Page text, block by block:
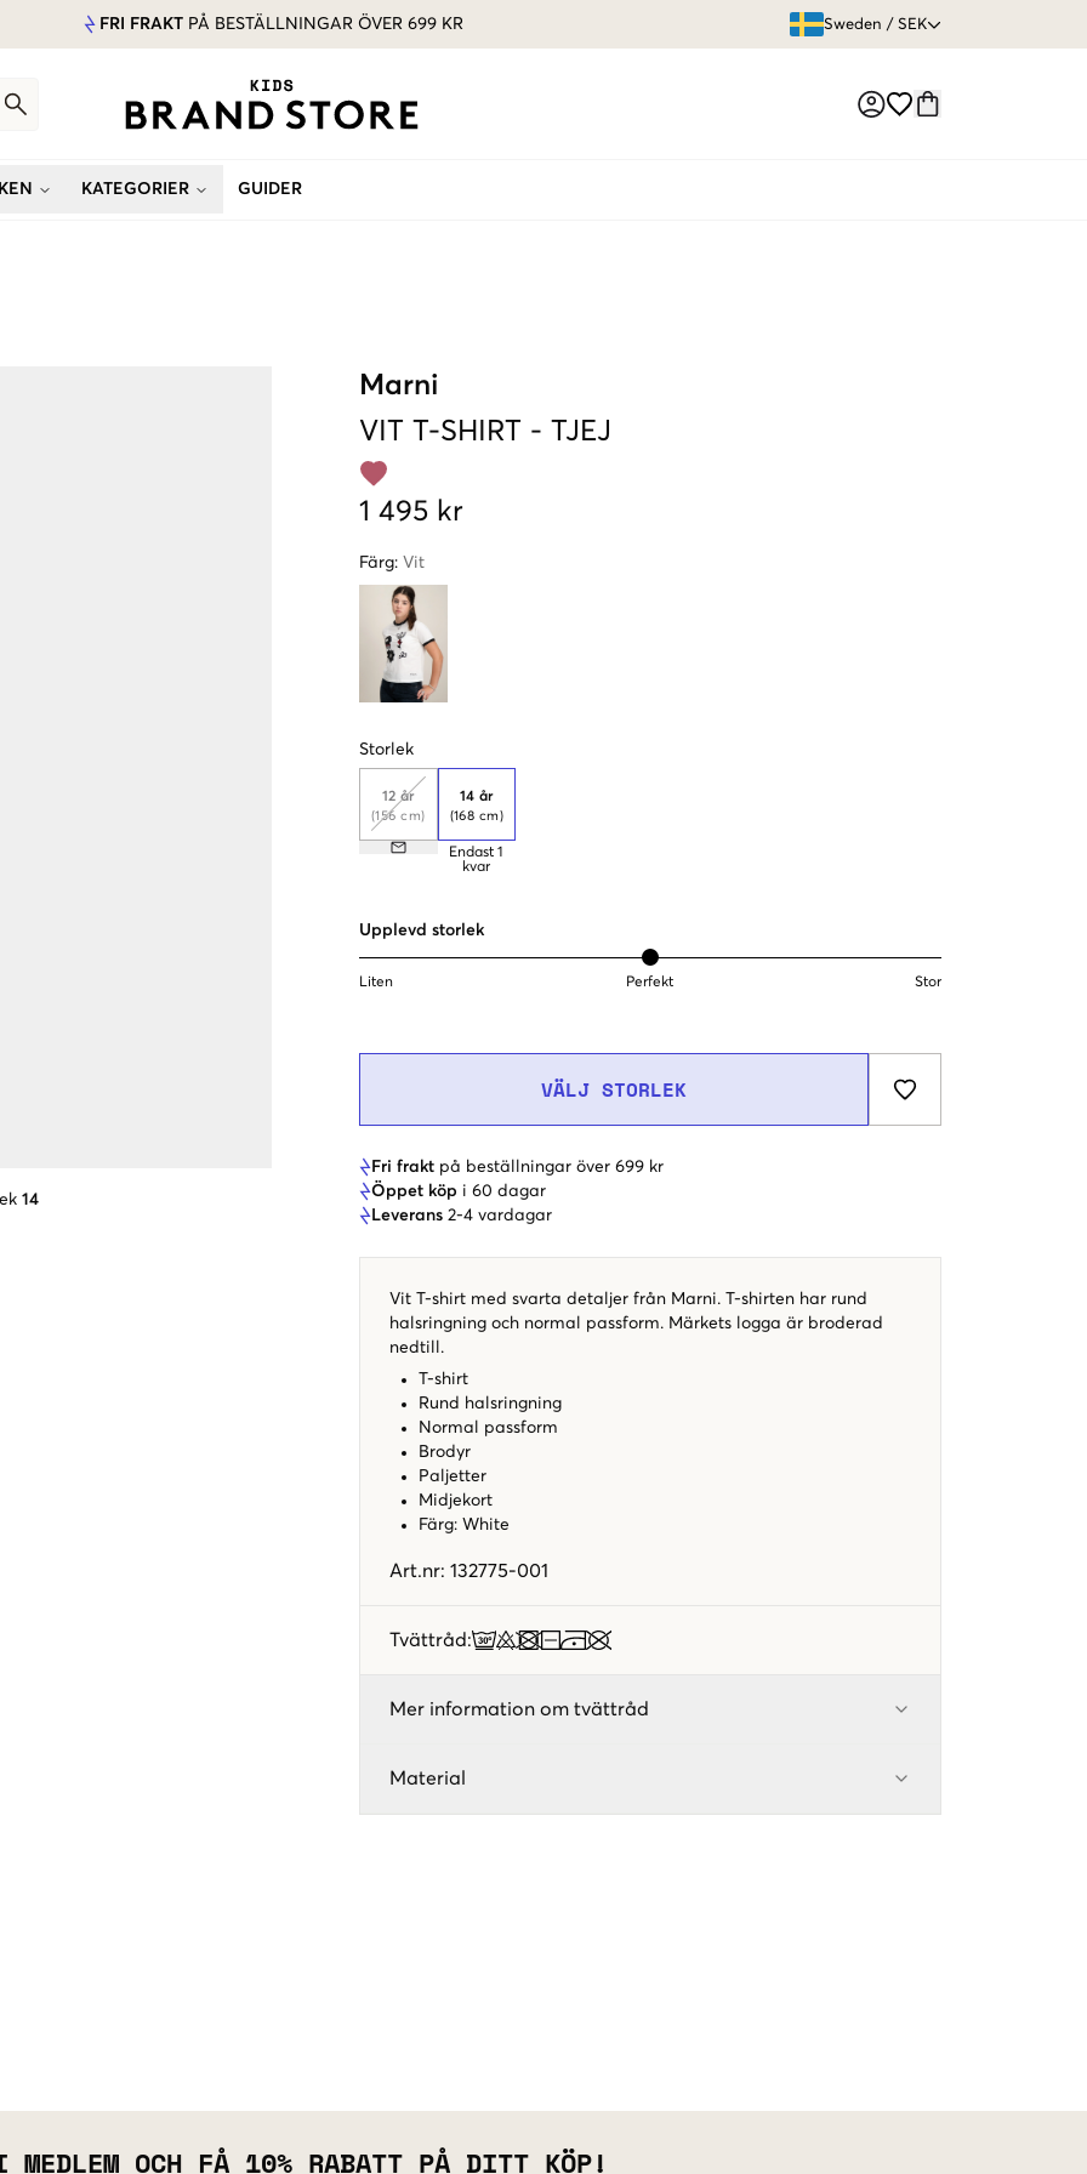
FRI FRAKT PÅ BESTÄLLNINGAR ÖVER 699 KR Sweden / SEK
KATEGORIER GUIDER
14
Marni
VIT T-SHIRT - TJEJ
1 495 kr
Färg: Vit
Storlek
12 år
(156 cm)
14 år
(168 cm)
Endast 1
kvar
Upplevd storlek
Liten Perfekt Stor
VÄLJ STORLEK
Fri frakt på beställningar över 699 kr
Öppet köp i 60 dagar
Leverans 2-4 vardagar
Vit T-shirt med svarta detaljer från Marni. T-shirten har rund
halsringning och normal passform. Märkets logga är broderad
nedtill.
T-shirt
Rund halsringning
Normal passform
Brodyr
Paljetter
Midjekort
Färg: White
Art.nr: 132775-001
Tvättråd:
Mer information om tvättråd
Material
MEDLEM OCH FÅ 10% RABATT PÅ DITT KÖP!